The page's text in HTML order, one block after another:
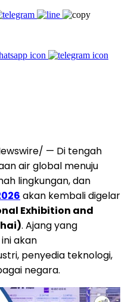
— Di tengah
air global menuju
lingkungan, dan
akan kembali digelar
Exhibition and
. Ajang yang
akan
penyedia teknologi,
negara.